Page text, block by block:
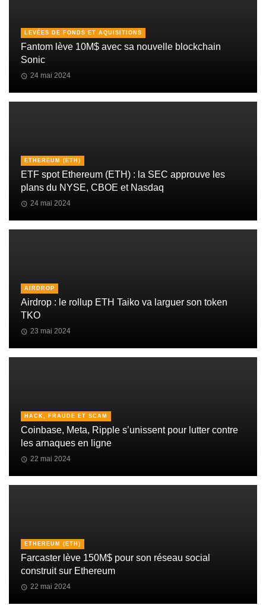
LEVÉES DE FONDS ET AQUISITIONS
Fantom lève 10M$ avec sa nouvelle blockchain
Sonic
24 mai 2024
ETHEREUM (ETH)
ETF spot Ethereum (ETH) : la SEC approuve les
plans du NYSE, CBOE et Nasdaq
24 mai 2024
AIRDROP
Airdrop : le rollup ETH Taiko va larguer son token
TKO
23 mai 2024
HACK, FRAUDE ET SCAM
Coinbase, Meta, Ripple s’unissent pour lutter contre
les arnaques en ligne
22 mai 2024
ETHEREUM (ETH)
Farcaster lève 150M$ pour son réseau social
construit sur Ethereum
22 mai 2024